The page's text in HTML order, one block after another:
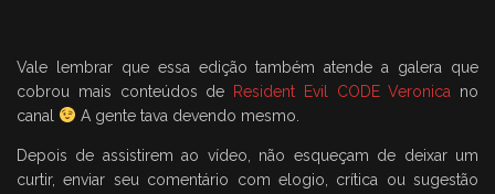
Vale lembrar que essa edição também atende a galera que
cobrou mais conteúdos de
Resident Evil CODE Veronica no
canal
A gente tava devendo mesmo.
Depois de assistirem ao vídeo, não esqueçam de deixar um
curtir, enviar seu comentário com elogio, crítica ou sugestão